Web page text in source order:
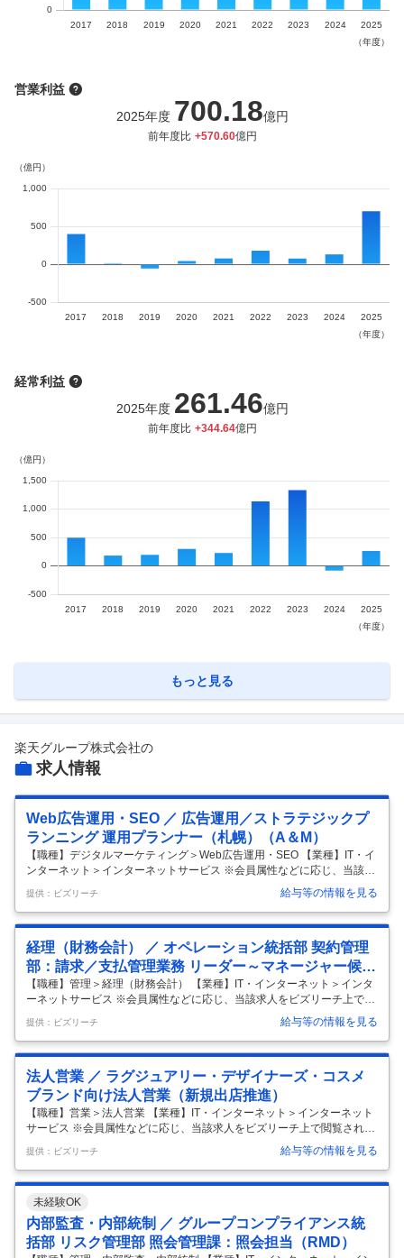
営業利益
2025年度 700.18億円
前年度比 +570.60億円
経常利益
2025年度 261.46億円
前年度比 +344.64億円
もっと見る
楽天グループ株式会社の
求人情報
Web広告運用・SEO ／ 広告運用／ストラテジックプ
ランニング 運用プランナー（札幌）（A＆M）
【職種】デジタルマーケティング＞Web広告運用・SEO 【業種】IT・イ
ンターネット＞インターネットサービス ※会員属性などに応じ、当該求
人をビズリーチ上で閲覧された際に内容が異なる場合があります 【楽
天・事業について】 アド＆メディアカンパニーは、デジタル広告事業、
リサーチ事業、インフルエンサービジネスを含む広告およびマーケティ
ングサービスを提供しています。 上流の戦略立案から、広告運用、効果
測定、データ分析といった下流の実行まで、マーケティングに関わる全
ての部分に対し、一気通貫でソリューション提案ができる点が魅力で
す。 マーケティング関連事業は、デジタルマーケティング全般のソリュ
ーションを
提供：ビズリーチ 給与等の情報を見る
経理（財務会計） ／ オペレーション統括部 契約管理
部：請求／支払管理業務 リーダー～マネージャー候補
（C＆M）
【職種】管理＞経理（財務会計） 【業種】IT・インターネット＞インタ
ーネットサービス ※会員属性などに応じ、当該求人をビズリーチ上で閲
覧された際に内容が異なる場合があります ■Job Description 【楽天・事
業について】 コマースカンパニーは、お買い物や生活、レジャーに関す
るインターネットサービスを中心に、日々の生活をより楽しく便利にす
る様々なサービスを提供しています。 中でも楽天市場は、 55,000店舗
以上（2024年12月現在）の店舗様が出店し、1億人以上のユーザーアカ
ウントを保有する国内最大級のECサイトです。 【部署・サービスにつ
いて】 私たちの所属する契約管理部では、カン
…
提供：ビズリーチ 給与等の情報を見る
法人営業 ／ ラグジュアリー・デザイナーズ・コスメ
ブランド向け法人営業（新規出店推進）
【職種】営業＞法人営業 【業種】IT・インターネット＞インターネット
サービス ※会員属性などに応じ、当該求人をビズリーチ上で閲覧された
際に内容が異なる場合があります ■部署・サービスについて 私達はファ
ッションに特化したECサイトである、Rakuten Fashionを運営してま
す。 「楽天市場」はご出店店舗様が自ら商品をご販売頂けるプラットフ
ォームを提供するモール型ビジネスであるのに対して、「Rakuten Fash
ion」は楽天が自らブランド・商品の選定・仕入れを行い、マーケティン
グ・販売・発送・カスタマーサポートまでを一気通貫で行う直販型のビ
ジネスです。 国内大手セレクトショップ/ブラン…
提供：ビズリーチ 給与等の情報を見る
未経験OK
内部監査・内部統制 ／ グループコンプライアンス統
括部 リスク管理部 照会管理課：照会担当（RMD）